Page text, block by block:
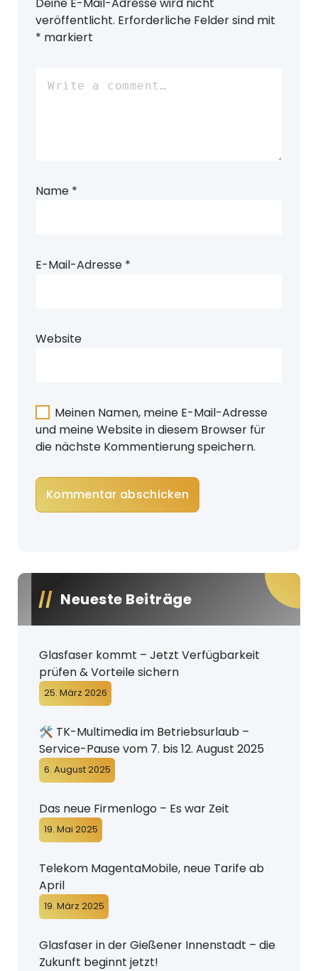
veröffentlicht. Erforderliche Felder sind mit
* markiert
Name *
E-Mail-Adresse *
Website
Meinen Namen, meine E-Mail-Adresse
und meine Website in diesem Browser für
die nächste Kommentierung speichern.
Neueste Beiträge
Glasfaser kommt – Jetzt Verfügbarkeit
prüfen & Vorteile sichern
25. März 2026
🛠️ TK-Multimedia im Betriebsurlaub –
Service-Pause vom 7. bis 12. August 2025
6. August 2025
Das neue Firmenlogo – Es war Zeit
19. Mai 2025
Telekom MagentaMobile, neue Tarife ab
April
19. März 2025
Glasfaser in der Gießener Innenstadt – die
Zukunft beginnt jetzt!